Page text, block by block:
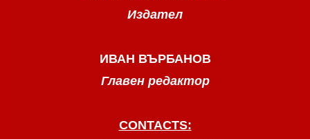
Издател
ИВАН ВЪРБАНОВ
Главен редактор
CONTACTS: